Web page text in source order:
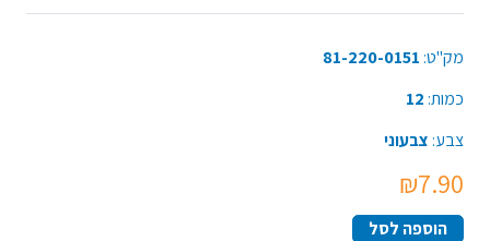
מק"ט: 81-220-0151
כמות: 12
צבע: צבעוני
₪7.90
הוספה לסל